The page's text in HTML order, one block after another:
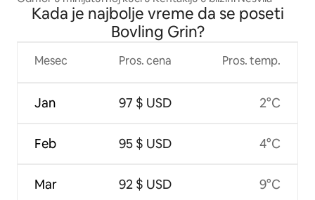
Kada je najbolje vreme da se poseti
Bovling Grin?
Mesec
Jan
Feb
Mar
Pros. cena
97 $ USD
95 $ USD
92 $ USD
Pros. temp.
2°C
4°C
9°C